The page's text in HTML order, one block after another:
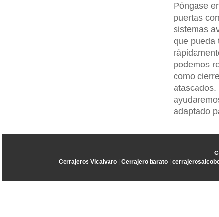
Póngase
puertas
sistemas
que pueda
podemos
como
atascados.
adaptado
Cerrajeros Vicalvaro
Cerrajero barato